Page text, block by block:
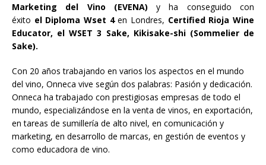
Marketing del Vino (EVENA) y ha conseguido con
éxito el Diploma Wset 4 en Londres, Certified Rioja Wine
Educator, el WSET 3 Sake, Kikisake-shi (Sommelier de
Sake).
Con 20 años trabajando en varios los aspectos en el mundo
del vino, Onneca vive según dos palabras: Pasión y dedicación.
Onneca ha trabajado con prestigiosas empresas de todo el
mundo, especializándose en la venta de vinos, en exportación,
en tareas de sumillería de alto nivel, en comunicación y
marketing, en desarrollo de marcas, en gestión de eventos y
como educadora de vino.